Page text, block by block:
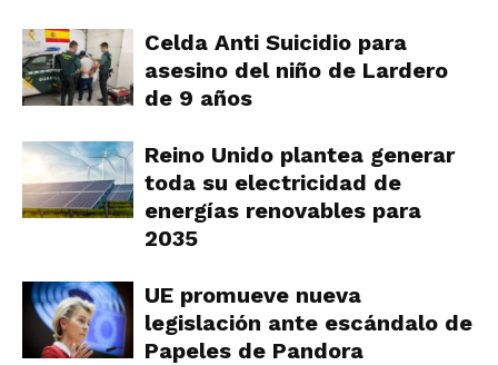
Celda Anti Suicidio para
asesino del niño de Lardero
de 9 años
Reino Unido plantea generar
toda su electricidad de
energías renovables para
2035
UE promueve nueva
legislación ante escándalo de
Papeles de Pandora